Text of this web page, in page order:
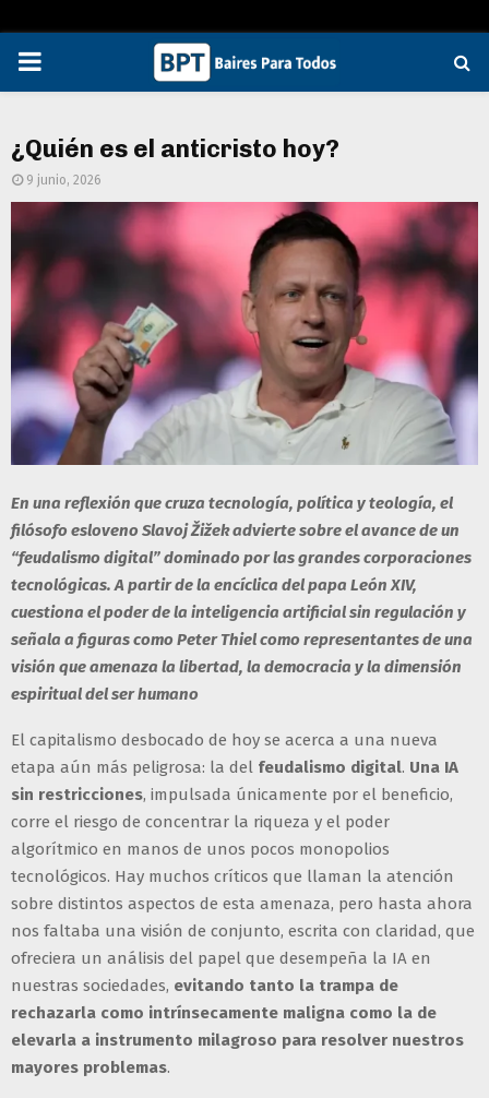
PRIMARY
¿Quién es el anticristo hoy?
9 junio, 2026
En una reflexión que cruza tecnología, política y teología, el
filósofo esloveno Slavoj Žižek advierte sobre el avance de un
“feudalismo digital” dominado por las grandes corporaciones
tecnológicas. A partir de la encíclica del papa León XIV,
cuestiona el poder de la inteligencia artificial sin regulación y
señala a figuras como Peter Thiel como representantes de una
visión que amenaza la libertad, la democracia y la dimensión
espiritual del ser humano
El capitalismo desbocado de hoy se acerca a una nueva
etapa aún más peligrosa: la del feudalismo digital. Una IA
sin restricciones, impulsada únicamente por el beneficio,
corre el riesgo de concentrar la riqueza y el poder
algorítmico en manos de unos pocos monopolios
tecnológicos. Hay muchos críticos que llaman la atención
sobre distintos aspectos de esta amenaza, pero hasta ahora
nos faltaba una visión de conjunto, escrita con claridad, que
ofreciera un análisis del papel que desempeña la IA en
nuestras sociedades, evitando tanto la trampa de
rechazarla como intrínsecamente maligna como la de
elevarla a instrumento milagroso para resolver nuestros
mayores problemas.